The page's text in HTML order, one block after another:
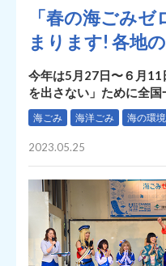
「春の海ごみ
まります! 各地
今年は5月27日〜６月11
を出さない」ために全
海ごみ 海洋ごみ 海の環
2023.05.25